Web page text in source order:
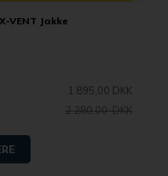
VENT Jakke
1.895,00 DKK
2.280,00 DKK